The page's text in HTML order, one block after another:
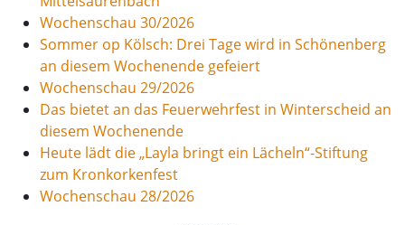
Wochenschau 30/2026
Sommer op Kölsch: Drei Tage wird in Schönenberg
an diesem Wochenende gefeiert
Wochenschau 29/2026
Das bietet an das Feuerwehrfest in Winterscheid an
diesem Wochenende
Heute lädt die „Layla bringt ein Lächeln“-Stiftung
zum Kronkorkenfest
Wochenschau 28/2026